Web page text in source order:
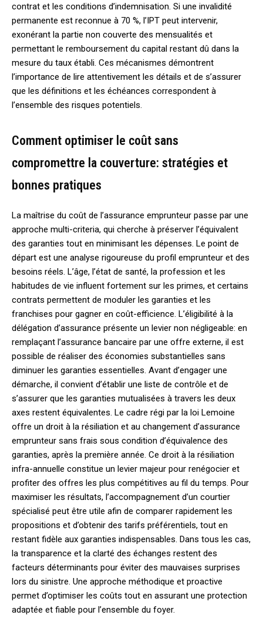
contrat et les conditions d’indemnisation. Si une invalidité
permanente est reconnue à 70 %, l’IPT peut intervenir,
exonérant la partie non couverte des mensualités et
permettant le remboursement du capital restant dû dans la
mesure du taux établi. Ces mécanismes démontrent
l’importance de lire attentivement les détails et de s’assurer
que les définitions et les échéances correspondent à
l’ensemble des risques potentiels.
Comment optimiser le coût sans
compromettre la couverture: stratégies et
bonnes pratiques
La maîtrise du coût de l’assurance emprunteur passe par une
approche multi-criteria, qui cherche à préserver l’équivalent
des garanties tout en minimisant les dépenses. Le point de
départ est une analyse rigoureuse du profil emprunteur et des
besoins réels. L’âge, l’état de santé, la profession et les
habitudes de vie influent fortement sur les primes, et certains
contrats permettent de moduler les garanties et les
franchises pour gagner en coût-efficience. L’éligibilité à la
délégation d’assurance présente un levier non négligeable: en
remplaçant l’assurance bancaire par une offre externe, il est
possible de réaliser des économies substantielles sans
diminuer les garanties essentielles. Avant d’engager une
démarche, il convient d’établir une liste de contrôle et de
s’assurer que les garanties mutualisées à travers les deux
axes restent équivalentes. Le cadre régi par la loi Lemoine
offre un droit à la résiliation et au changement d’assurance
emprunteur sans frais sous condition d’équivalence des
garanties, après la première année. Ce droit à la résiliation
infra-annuelle constitue un levier majeur pour renégocier et
profiter des offres les plus compétitives au fil du temps. Pour
maximiser les résultats, l’accompagnement d’un courtier
spécialisé peut être utile afin de comparer rapidement les
propositions et d’obtenir des tarifs préférentiels, tout en
restant fidèle aux garanties indispensables. Dans tous les cas,
la transparence et la clarté des échanges restent des
facteurs déterminants pour éviter des mauvaises surprises
lors du sinistre. Une approche méthodique et proactive
permet d’optimiser les coûts tout en assurant une protection
adaptée et fiable pour l’ensemble du foyer.